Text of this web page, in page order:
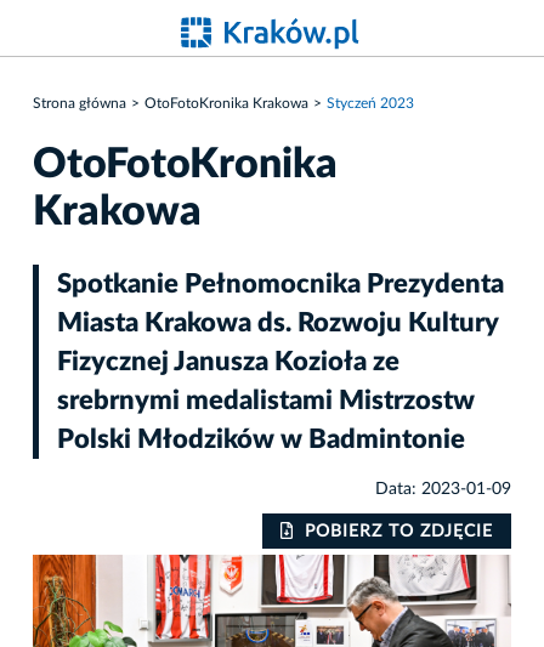
Strona główna OtoFotoKronika Krakowa Styczeń 2023
OtoFotoKronika
Krakowa
Spotkanie Pełnomocnika Prezydenta
Miasta Krakowa ds. Rozwoju Kultury
Fizycznej Janusza Kozioła ze
srebrnymi medalistami Mistrzostw
Polski Młodzików w Badmintonie
Data: 2023-01-09
POBIERZ TO ZDJĘCIE